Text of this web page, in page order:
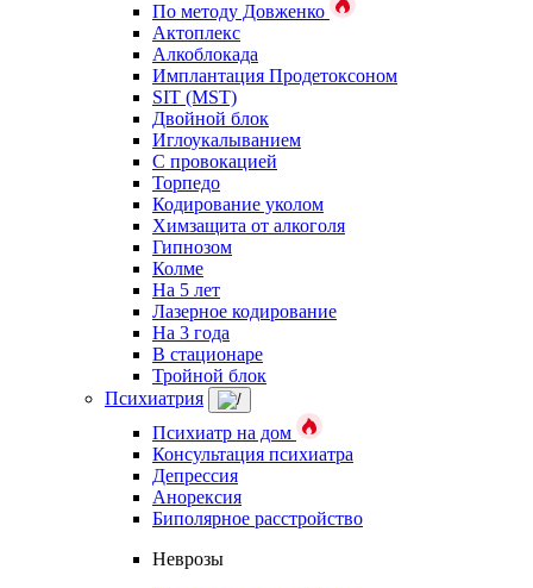
По методу Довженко
Актоплекс
Алкоблокада
Имплантация Продетоксоном
SIT (MST)
Двойной блок
Иглоукалыванием
С провокацией
Торпедо
Кодирование уколом
Химзащита от алкоголя
Гипнозом
Колме
На 5 лет
Лазерное кодирование
На 3 года
В стационаре
Тройной блок
Психиатрия
Психиатр на дом
Консультация психиатра
Депрессия
Анорексия
Биполярное расстройство
Неврозы